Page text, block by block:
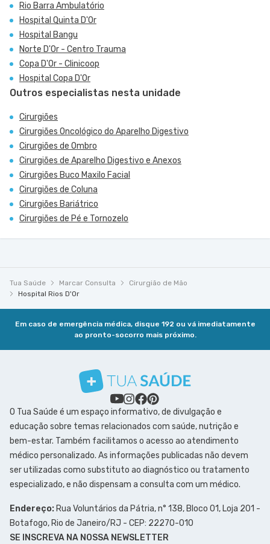
Rio Barra Ambulatório
Hospital Quinta D'Or
Hospital Bangu
Norte D'Or - Centro Trauma
Copa D'Or - Clinicoop
Hospital Copa D'Or
Outros especialistas nesta unidade
Cirurgiões
Cirurgiões Oncológico do Aparelho Digestivo
Cirurgiões de Ombro
Cirurgiões de Aparelho Digestivo e Anexos
Cirurgiões Buco Maxilo Facial
Cirurgiões de Coluna
Cirurgiões Bariátrico
Cirurgiões de Pé e Tornozelo
Tua Saúde Marcar Consulta
Cirurgião de Mão
Hospital Rios D'Or
Em caso de emergência médica, disque 192 ou vá imediatamente
ao pronto-socorro mais próximo.
O Tua Saúde é um espaço informativo, de divulgação e
educação sobre temas relacionados com saúde, nutrição e
bem-estar. Também facilitamos o acesso ao atendimento
médico personalizado. As informações publicadas não devem
ser utilizadas como substituto ao diagnóstico ou tratamento
especializado, e não dispensam a consulta com um médico.
Endereço: Rua Voluntários da Pátria, n° 138, Bloco 01, Loja 201 -
Botafogo, Rio de Janeiro/RJ - CEP: 22270-010
SE INSCREVA NA NOSSA NEWSLETTER